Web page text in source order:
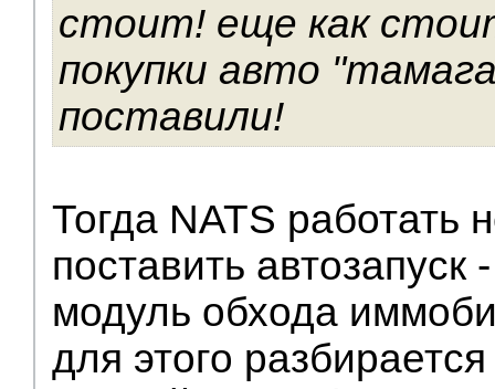
стоит! еще как
покупки авто
поставили!
Тогда NATS работать
поставить автозапуск
модуль обхода
для этого